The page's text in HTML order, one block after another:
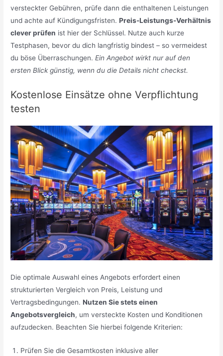
versteckter Gebühren, prüfe dann die enthaltenen Leistungen
und achte auf Kündigungsfristen.Preis-Leistungs-Verhältnis
clever prüfen ist hier der Schlüssel. Nutze auch kurze
Testphasen, bevor du dich langfristig bindest – so vermeidest
du böse Überraschungen.Ein Angebot wirkt nur auf den
ersten Blick günstig, wenn du die Details nicht checkst.
Kostenlose Einsätze ohne Verpflichtung
testen
Die optimale Auswahl eines Angebots erfordert einen
strukturierten Vergleich von Preis, Leistung und
Vertragsbedingungen.Nutzen Sie stets einen
Angebotsvergleich, um versteckte Kosten und Konditionen
aufzudecken. Beachten Sie hierbei folgende Kriterien:
Prüfen Sie die Gesamtkosten inklusive aller